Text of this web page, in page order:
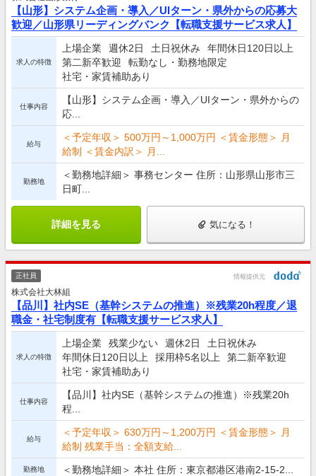
【山形】システム企画・導入／UIターン・県外からの応募大
歓迎／山形県リーディングバンク【転職支援サービス求人】
求人の特徴
上場企業 週休2日 土日祝休み
年間休日120日以上
第二新卒歓迎
転勤なし・勤務地限定
社宅・家賃補助あり
仕事内容
【山形】システム企画・導入／UIターン・県外からの
応...
給与
＜予定年収＞ 500万円～1,000万円 ＜賃金形態＞ 月
給制 ＜賃金内訳＞ 月...
勤務地
＜勤務地詳細＞ 事務センター 住所：山形県山形市三
日町...
詳細を見る 気になる！
正社員 情報提供元
株式会社大林組
【品川】社内SE（基幹システムの推進）※残業20h程度／退
職金・社宅制度有【転職支援サービス求人】
求人の特徴
上場企業 残業少ない 週休2日
土日祝休み
年間休日120日以上
採用枠5名以上
第二新卒歓迎
社宅・家賃補助あり
仕事内容
【品川】社内SE（基幹システムの推進）※残業20h
程...
給与
＜予定年収＞ 630万円～1,200万円 ＜賃金形態＞ 月
給制 残業手当：全額支給...
勤務地 ＜勤務地詳細＞ 本社 住所：東京都港区港南2-15-2...